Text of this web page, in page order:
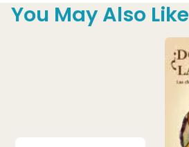
You May Also Like